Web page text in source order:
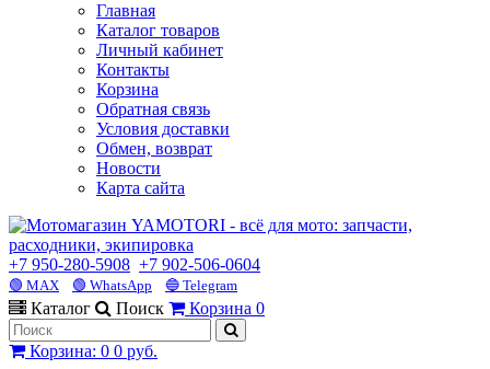
Главная
Каталог товаров
Личный кабинет
Контакты
Корзина
Обратная связь
Условия доставки
Обмен, возврат
Новости
Карта сайта
+7 950-280-5908 +7 902-506-0604
🟢 MAX 🟢 WhatsApp 🔵 Telegram
Каталог Поиск Корзина 0
Корзина: 0 0 руб.